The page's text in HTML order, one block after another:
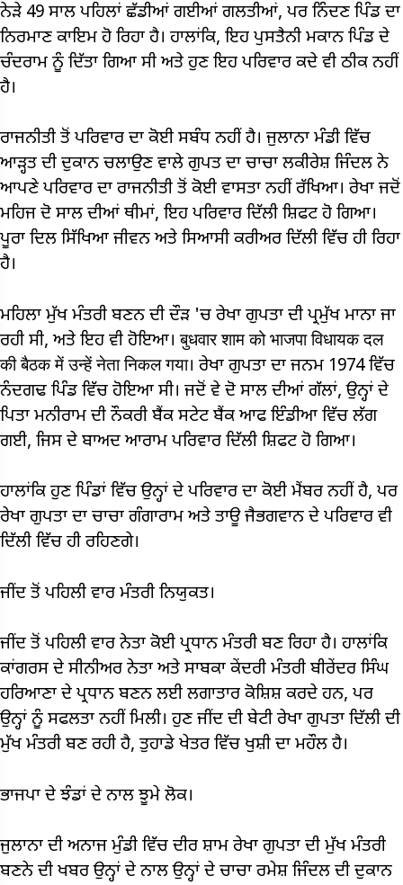
ਨੇੜੇ 49 ਸਾਲ ਪਹਿਲਾਂ ਛੱਡੀਆਂ ਗਈਆਂ ਗਲਤੀਆਂ, ਪਰ ਨਿੰਦਣ ਪਿੰਡ ਦਾ
ਨਿਰਮਾਣ ਕਾਇਮ ਹੋ ਰਿਹਾ ਹੈ। ਹਾਲਾਂਕਿ, ਇਹ ਪੁਸਤੈਨੀ ਮਕਾਨ ਪਿੰਡ ਦੇ
ਚੰਦਰਾਮ ਨੂੰ ਦਿੱਤਾ ਗਿਆ ਸੀ ਅਤੇ ਹੁਣ ਇਹ ਪਰਿਵਾਰ ਕਦੇ ਵੀ ਠੀਕ ਨਹੀਂ
ਹੈ।
ਰਾਜਨੀਤੀ ਤੋਂ ਪਰਿਵਾਰ ਦਾ ਕੋਈ ਸਬੰਧ ਨਹੀਂ ਹੈ। ਜੁਲਾਨਾ ਮੰਡੀ ਵਿੱਚ
ਆੜ੍ਹਤ ਦੀ ਦੁਕਾਨ ਚਲਾਉਣ ਵਾਲੇ ਗੁਪਤ ਦਾ ਚਾਚਾ ਲਕੀਰੇਸ਼ ਜਿੰਦਲ ਨੇ
ਆਪਣੇ ਪਰਿਵਾਰ ਦਾ ਰਾਜਨੀਤੀ ਤੋਂ ਕੋਈ ਵਾਸਤਾ ਨਹੀਂ ਰੱਖਿਆ। ਰੇਖਾ ਜਦੋਂ
ਮਹਿਜ ਦੋ ਸਾਲ ਦੀਆਂ ਥੀਮਾਂ, ਇਹ ਪਰਿਵਾਰ ਦਿੱਲੀ ਸ਼ਿਫਟ ਹੋ ਗਿਆ।
ਪੂਰਾ ਦਿਲ ਸਿੱਖਿਆ ਜੀਵਨ ਅਤੇ ਸਿਆਸੀ ਕਰੀਅਰ ਦਿੱਲੀ ਵਿੱਚ ਹੀ ਰਿਹਾ
ਹੈ।
ਮਹਿਲਾ ਮੁੱਖ ਮੰਤਰੀ ਬਣਨ ਦੀ ਦੌੜ 'ਚ ਰੇਖਾ ਗੁਪਤਾ ਦੀ ਪ੍ਰਮੁੱਖ ਮਾਨਾ ਜਾ
ਰਹੀ ਸੀ, ਅਤੇ ਇਹ ਵੀ ਹੋਇਆ। बुधवार शाम को भाजपा विधायक दल
की बैठक में उन्हें नेता निकल गया। ਰੇਖਾ ਗੁਪਤਾ ਦਾ ਜਨਮ 1974 ਵਿੱਚ
ਨੰਦਗਢ ਪਿੰਡ ਵਿੱਚ ਹੋਇਆ ਸੀ। ਜਦੋਂ ਵੇ ਦੋ ਸਾਲ ਦੀਆਂ ਗੱਲਾਂ, ਉਨ੍ਹਾਂ ਦੇ
ਪਿਤਾ ਮਨੀਰਾਮ ਦੀ ਨੌਕਰੀ ਬੈਂਕ ਸਟੇਟ ਬੈਂਕ ਆਫ ਇੰਡੀਆ ਵਿੱਚ ਲੱਗ
ਗਈ, ਜਿਸ ਦੇ ਬਾਅਦ ਆਰਾਮ ਪਰਿਵਾਰ ਦਿੱਲੀ ਸ਼ਿਫਟ ਹੋ ਗਿਆ।
ਹਾਲਾਂਕਿ ਹੁਣ ਪਿੰਡਾਂ ਵਿੱਚ ਉਨ੍ਹਾਂ ਦੇ ਪਰਿਵਾਰ ਦਾ ਕੋਈ ਮੈਂਬਰ ਨਹੀਂ ਹੈ, ਪਰ
ਰੇਖਾ ਗੁਪਤਾ ਦਾ ਚਾਚਾ ਗੰਗਾਰਾਮ ਅਤੇ ਤਾਊ ਜੈਭਗਵਾਨ ਦੇ ਪਰਿਵਾਰ ਵੀ
ਦਿੱਲੀ ਵਿੱਚ ਹੀ ਰਹਿਣਗੇ।
ਜੀਂਦ ਤੋਂ ਪਹਿਲੀ ਵਾਰ ਮੰਤਰੀ ਨਿਯੁਕਤ।
ਜੀਂਦ ਤੋਂ ਪਹਿਲੀ ਵਾਰ ਨੇਤਾ ਕੋਈ ਪ੍ਰਧਾਨ ਮੰਤਰੀ ਬਣ ਰਿਹਾ ਹੈ। ਹਾਲਾਂਕਿ
ਕਾਂਗਰਸ ਦੇ ਸੀਨੀਅਰ ਨੇਤਾ ਅਤੇ ਸਾਬਕਾ ਕੇਂਦਰੀ ਮੰਤਰੀ ਬੀਰੇਂਦਰ ਸਿੰਘ
ਹਰਿਆਣਾ ਦੇ ਪ੍ਰਧਾਨ ਬਣਨ ਲਈ ਲਗਾਤਾਰ ਕੋਸ਼ਿਸ਼ ਕਰਦੇ ਹਨ, ਪਰ
ਉਨ੍ਹਾਂ ਨੂੰ ਸਫਲਤਾ ਨਹੀਂ ਮਿਲੀ। ਹੁਣ ਜੀਂਦ ਦੀ ਬੇਟੀ ਰੇਖਾ ਗੁਪਤਾ ਦਿੱਲੀ ਦੀ
ਮੁੱਖ ਮੰਤਰੀ ਬਣ ਰਹੀ ਹੈ, ਤੁਹਾਡੇ ਖੇਤਰ ਵਿੱਚ ਖੁਸ਼ੀ ਦਾ ਮਹੌਲ ਹੈ।
ਭਾਜਪਾ ਦੇ ਝੰਡਾਂ ਦੇ ਨਾਲ ਝੂਮੇ ਲੋਕ।
ਜੁਲਾਨਾ ਦੀ ਅਨਾਜ ਮੁੰਡੀ ਵਿੱਚ ਦੀਰ ਸ਼ਾਮ ਰੇਖਾ ਗੁਪਤਾ ਦੀ ਮੁੱਖ ਮੰਤਰੀ
ਬਣਨੇ ਦੀ ਖਬਰ ਉਨ੍ਹਾਂ ਦੇ ਨਾਲ ਉਨ੍ਹਾਂ ਦੇ ਚਾਚਾ ਰਮੇਸ਼ ਜਿੰਦਲ ਦੀ ਦੁਕਾਨ